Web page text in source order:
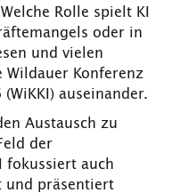
Rolle spielt KI
oder in
und vielen
Wildauer Konferenz
auseinander.
Austausch zu
der
fokussiert auch
und präsentiert